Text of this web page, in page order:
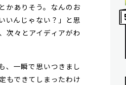
かありそう。なんのお
いんじゃない？」と思
次々とアイディアがわ
、一瞬で思いつきまし
もできてしまったわけ